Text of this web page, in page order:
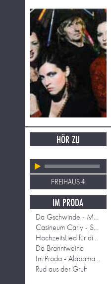
HÖR ZU
FREIHAUS 4
IM PRODA
Da Gschwinde - Mackie Messer
Casineum Carly - Surabaya Johnny
HochzeitsLied für die oarmen Leit
Da Branntweina
Im Proda - Alabama Song
Rud aus der Gruft